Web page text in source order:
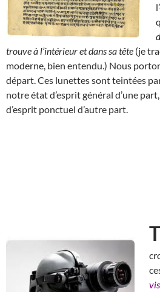
trouve à l’intérieur et dans sa tête (je
moderne, bien entendu.) Nous
départ. Ces lunettes sont teintées
notre état d’esprit général d’une
d’esprit ponctuel d’autre part.
T